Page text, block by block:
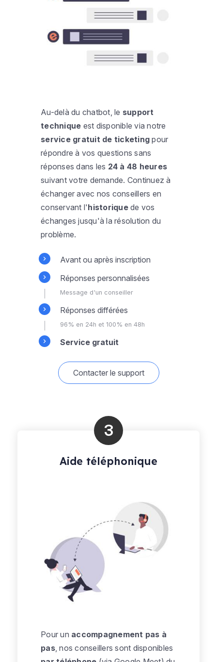
Au-delà du chatbot, le support
technique est disponible via notre
service gratuit de ticketing pour
répondre à vos questions sans
réponses dans les 24 à 48 heures
suivant votre demande. Continuez à
échanger avec nos conseillers en
conservant l'historiquede vos
échanges jusqu'à la résolution du
problème.
Avant ou après inscription
Réponses personnalisées
Message d'un conseiller
Réponses différées
96% en 24h et 100% en 48h
Service gratuit
Contacter le support
Aide téléphonique
Pour un accompagnement pas à
pas, nos conseillers sont disponibles